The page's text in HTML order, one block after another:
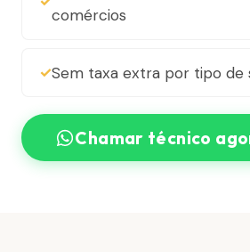
comércios
Sem taxa extra por tipo de
Chamar técnico